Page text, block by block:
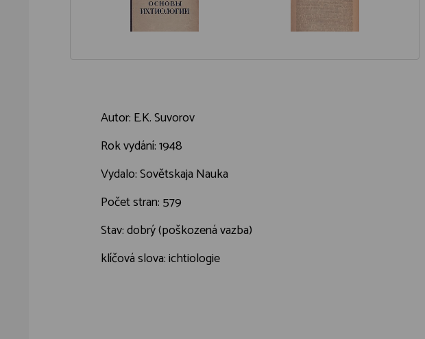
Autor: E.K. Suvorov
Rok vydání: 1948
Vydalo: Sovětskaja Nauka
Počet stran: 579
Stav: dobrý (poškozená vazba)
klíčová slova: ichtiologie